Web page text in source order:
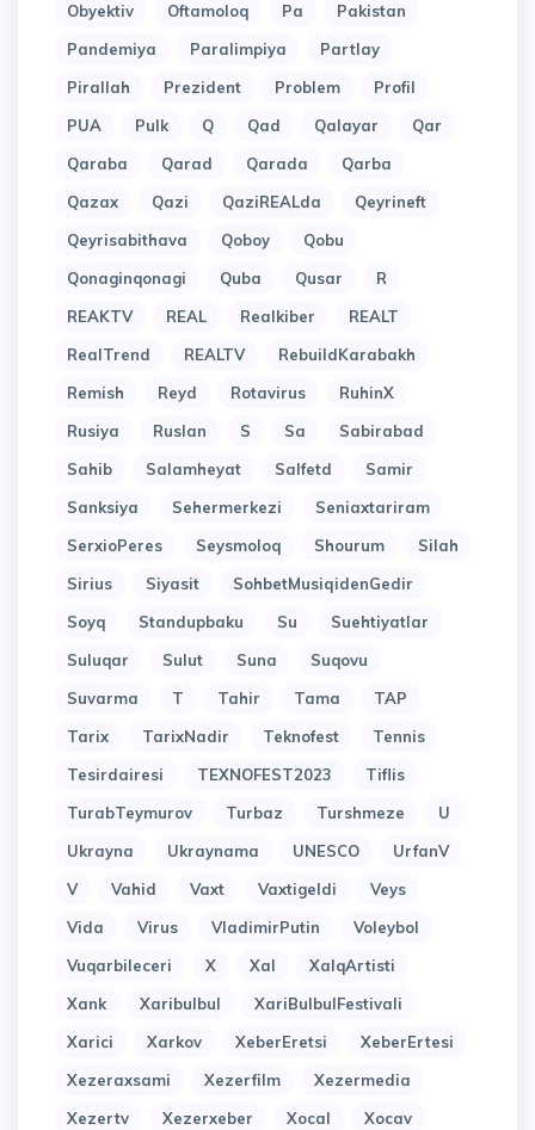
Obyektiv Oftamoloq Pa
Pakistan
Pandemiya
Paralimpiya
Partlay
Pirallah
Prezident Problem
Profil
PUA
Pulk Q Qad Qalayar
Qar
Qaraba
Qarad Qarada
Qarba
Qazax
Qazi QaziREALda
Qeyrineft
Qeyrisabithava
Qoboy
Qobu
Qonaginqonagi
Quba Qusar
R
REAKTV
REAL Realkiber
REALT
RealTrend
REALTV
RebuildKarabakh
Remish
Reyd Rotavirus
RuhinX
Rusiya
Ruslan S Sa
Sabirabad
Sahib
Salamheyat Salfetd
Samir
Sanksiya
Sehermerkezi
Seniaxtariram
SerxioPeres
Seysmoloq Shourum
Silah
Sirius
Siyasit
SohbetMusiqidenGedir
Soyq
Standupbaku Su
Suehtiyatlar
Suluqar
Sulut Suna
Suqovu
Suvarma
T Tahir Tama
TAP
Tarix
TarixNadir Teknofest
Tennis
Tesirdairesi
TEXNOFEST2023
Tiflis
TurabTeymurov
Turbaz Turshmeze
U
Ukrayna
Ukraynama UNESCO
UrfanV
V
Vahid Vaxt Vaxtigeldi
Veys
Vida
Virus VladimirPutin
Voleybol
Vuqarbileceri
X Xal
XalqArtisti
Xank
Xaribulbul
XariBulbulFestivali
Xarici
Xarkov XeberEretsi
XeberErtesi
Xezeraxsami
Xezerfilm
Xezermedia
Xezertv
Xezerxeber Xocal
Xocav